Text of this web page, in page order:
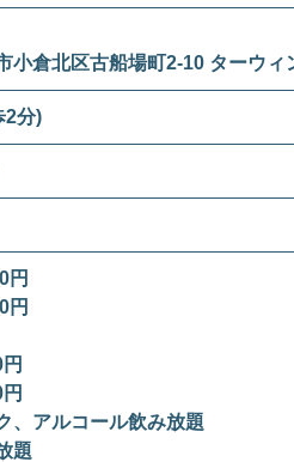
小倉北区古船場町2-10 ターウィ
2分)
円
円
、アルコール飲み放題
題